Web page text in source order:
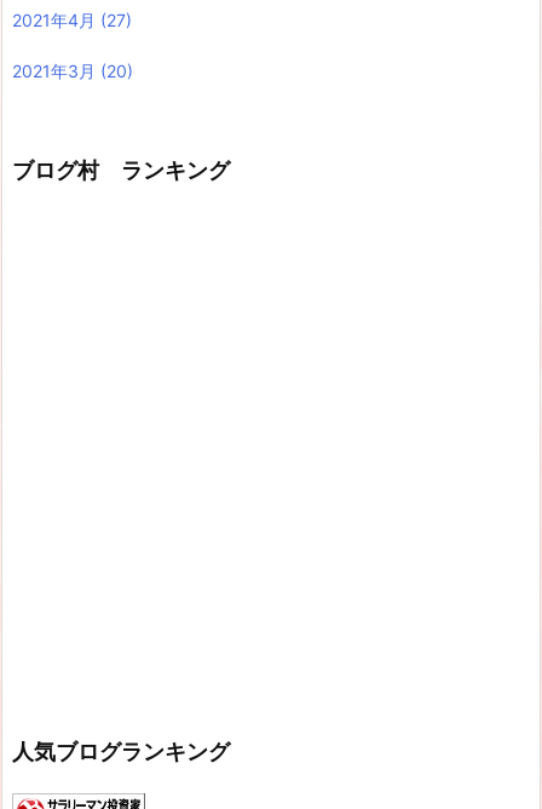
2021年4月 (27)
2021年3月 (20)
ブログ村 ランキング
人気ブログランキング